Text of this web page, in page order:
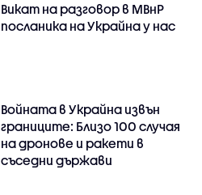
Викат на разговор в МВнР
посланика на Украйна у нас
Войната в Украйна извън
границите: Близо 100 случая
на дронове и ракети в
съседни държави